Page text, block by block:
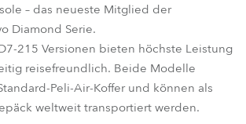
– das neueste Mitglied der
Diamond Serie.
215 Versionen bieten höchste Leistung
reisefreundlich. Beide Modelle
Peli-Air-Koffer und können als
weltweit transportiert werden.